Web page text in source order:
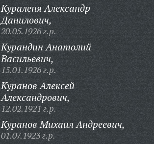
Кураленя Александр
Данилович,
20.05.1926 г.р.
Курандин Анатолий
Васильевич,
15.01.1926 г.р.
Куранов Алексей
Александрович,
12.02.1921 г.р.
Куранов Михаил Андреевич,
01.07.1923 г.р.